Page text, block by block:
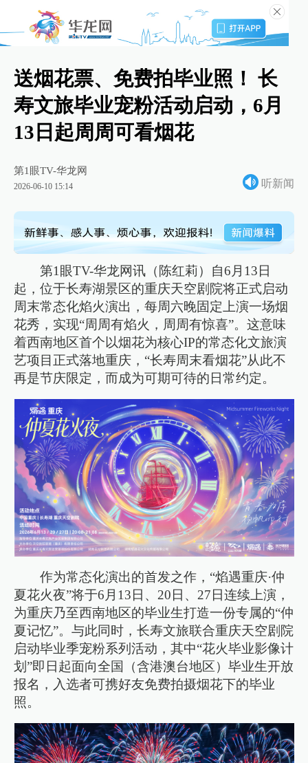
送烟花票、免费拍毕业照！ 长
寿文旅毕业宠粉活动启动，6月
13日起周周可看烟花
第1眼TV-华龙网
2026-06-10 15:14 听新闻
第1眼TV-华龙网讯（陈红莉）自6月13日
起，位于长寿湖景区的重庆天空剧院将正式启动
周末常态化焰火演出，每周六晚固定上演一场烟
花秀，实现“周周有焰火，周周有惊喜”。这意味
着西南地区首个以烟花为核心IP的常态化文旅演
艺项目正式落地重庆，“长寿周末看烟花”从此不
再是节庆限定，而成为可期可待的日常约定。
作为常态化演出的首发之作，“焰遇重庆·仲
夏花火夜”将于6月13日、20日、27日连续上演，
为重庆乃至西南地区的毕业生打造一份专属的“仲
夏记忆”。与此同时，长寿文旅联合重庆天空剧院
启动毕业季宠粉系列活动，其中“花火毕业影像计
划”即日起面向全国（含港澳台地区）毕业生开放
报名，入选者可携好友免费拍摄烟花下的毕业
照。